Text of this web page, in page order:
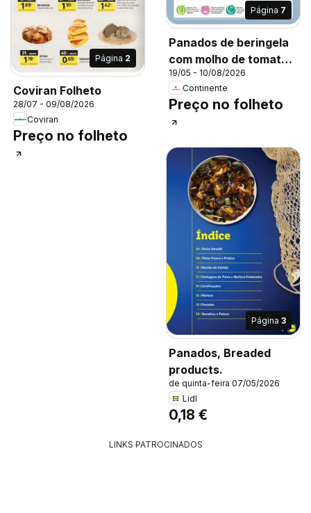
Página 2
Coviran Folheto
28/07 - 09/08/2026
Coviran
Preço no folheto
Página 7
Panados de beringela
com molho de tomate,
Breaded eggplant with
tomato sauce
19/05 - 10/08/2026
Continente
Preço no folheto
Página 3
Panados, Breaded
products.
de quinta-feira 07/05/2026
Lidl
0,18 €
LINKS PATROCINADOS